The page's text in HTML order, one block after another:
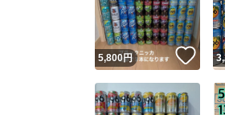
5,800円 い